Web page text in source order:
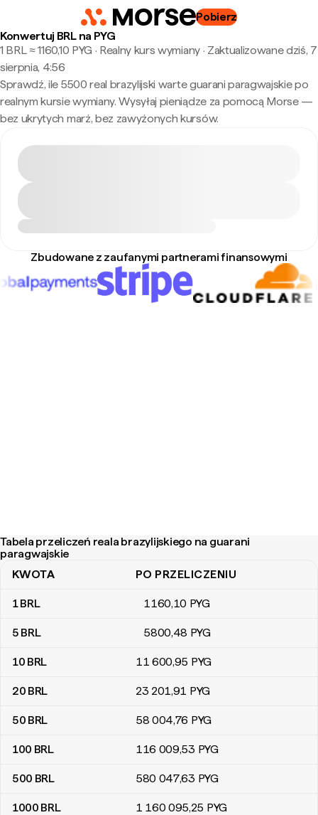
Pobierz
Konwertuj BRL na PYG
1 BRL ≈ 1160,10 PYG · Realny kurs wymiany· Zaktualizowane dziś, 7
sierpnia, 4:56
Sprawdź, ile 5500 real brazylijski warte guarani paragwajskie po
realnym kursie wymiany. Wysyłaj pieniądze za pomocą Morse —
bez ukrytych marż, bez zawyżonych kursów.
Zbudowane z zaufanymi partnerami finansowymi
Tabela przeliczeń reala brazylijskiego na guarani
paragwajskie
Tabela przeliczeń reala brazylijskiego na guarani paragwajskie
KWOTA PO PRZELICZENIU
1BRL 1160,10 PYG
5 BRL 5800,48 PYG
10 BRL 11 600,95 PYG
20 BRL 23 201,91 PYG
50 BRL 58 004,76 PYG
100 BRL 116 009,53 PYG
500 BRL 580 047,63 PYG
1000 BRL 1 160 095,25 PYG